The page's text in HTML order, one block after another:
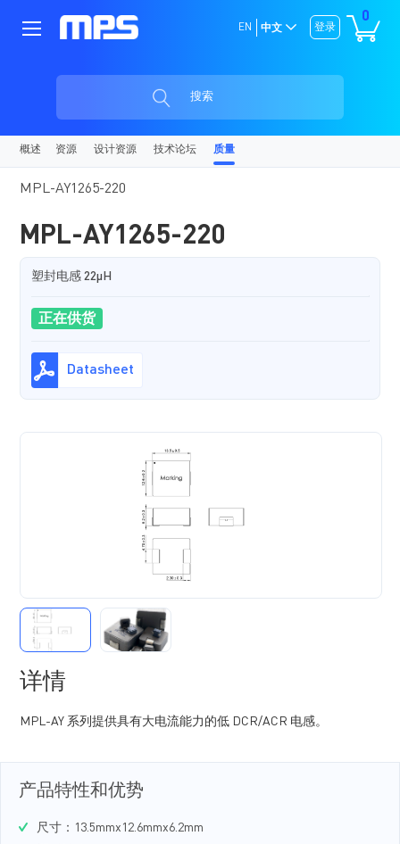
0
登录
EN 中文
搜索
概述 资源 设计资源 技术论坛 质量
MPL-AY1265-220
MPL-AY1265-220
塑封电感 22µH
正在供货
Datasheet
详情
MPL-AY 系列提供具有大电流能力的低 DCR/ACR 电感。
产品特性和优势
尺寸：13.5mmx12.6mmx6.2mm